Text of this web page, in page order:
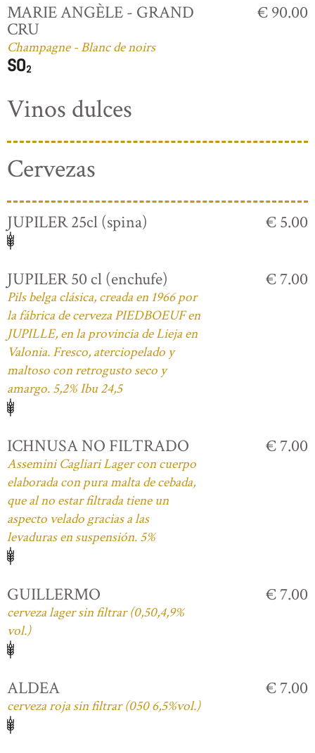
MARIE ANGÈLE - GRAND
CRU
Champagne - Blanc de noirs
€ 90.00
Vinos dulces
Cervezas
JUPILER 25cl (spina) € 5.00
JUPILER 50 cl (enchufe)
Pils belga clásica, creada en 1966 por
la fábrica de cerveza PIEDBOEUF en
JUPILLE, en la provincia de Lieja en
Valonia. Fresco, aterciopelado y
maltoso con retrogusto seco y
amargo. 5,2% Ibu 24,5
€ 7.00
ICHNUSA NO FILTRADO
Assemini Cagliari Lager con cuerpo
elaborada con pura malta de cebada,
que al no estar filtrada tiene un
aspecto velado gracias a las
levaduras en suspensión. 5%
€ 7.00
GUILLERMO
cerveza lager sin filtrar (0,50,4,9%
vol.)
€ 7.00
ALDEA
cerveza roja sin filtrar (050 6,5%vol.)
€ 7.00